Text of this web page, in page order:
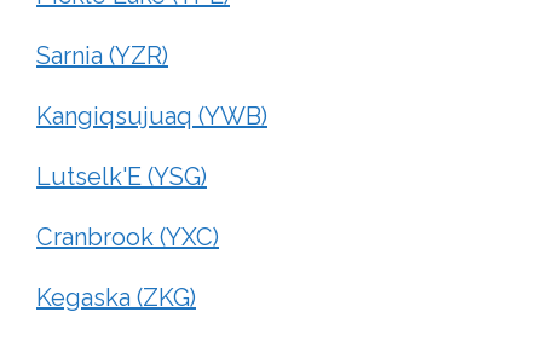
Sarnia (YZR)
Kangiqsujuaq (YWB)
Lutselk'E (YSG)
Cranbrook (YXC)
Kegaska (ZKG)